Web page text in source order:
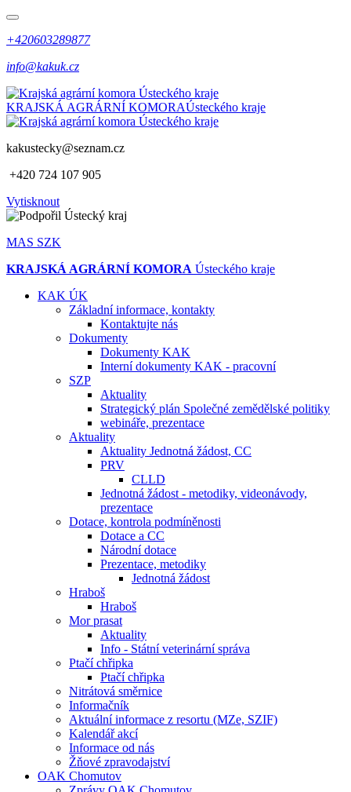
+420603289877
info@kakuk.cz
KRAJSKÁ AGRÁRNÍ KOMORAÚsteckého kraje
kakustecky@seznam.cz
+420 724 107 905
Vytisknout
MAS SZK
KRAJSKÁ AGRÁRNÍ KOMORA Ústeckého kraje
KAK ÚK
Základní informace, kontakty
Kontaktujte nás
Dokumenty
Dokumenty KAK
Interní dokumenty KAK - pracovní
SZP
Aktuality
Strategický plán Společné zemědělské politiky
webináře, prezentace
Aktuality
Aktuality Jednotná žádost, CC
PRV
CLLD
Jednotná žádost - metodiky, videonávody,
prezentace
Dotace, kontrola podmíněnosti
Dotace a CC
Národní dotace
Prezentace, metodiky
Jednotná žádost
Hraboš
Hraboš
Mor prasat
Aktuality
Info - Státní veterinární správa
Ptačí chřipka
Ptačí chřipka
Nitrátová směrnice
Informačník
Aktuální informace z resortu (MZe, SZIF)
Kalendář akcí
Informace od nás
Žňové zpravodajství
OAK Chomutov